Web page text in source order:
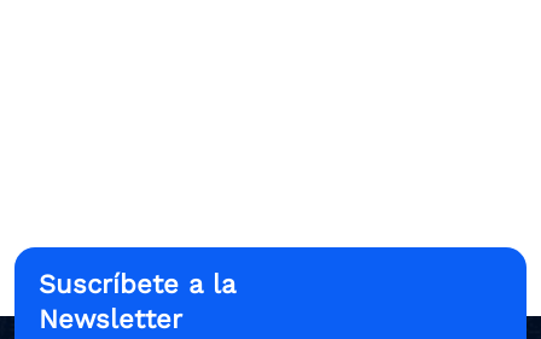
Suscríbete a la
Newsletter